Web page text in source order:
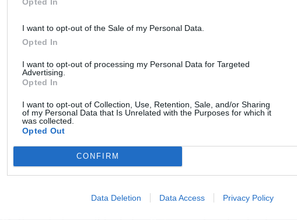
I want to opt-out of the Sale of my Personal Data.
Opted In
I want to opt-out of processing my Personal Data for Targeted
Advertising.
Opted In
I want to opt-out of Collection, Use, Retention, Sale, and/or Sharing
of my Personal Data that Is Unrelated with the Purposes for which it
was collected.
Opted Out
CONFIRM
Data Deletion Data Access Privacy Policy